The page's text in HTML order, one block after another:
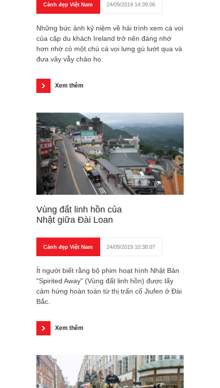
Cảnh đẹp Việt Nam 24/09/2019 14:39:06
Những bức ảnh kỷ niệm về hải trình xem cá voi
của cặp du khách Ireland trở nên đáng nhớ
hơn nhờ có một chú cá voi lưng gù lướt qua và
đưa vây vẫy chào họ.
Xem thêm
Vùng đất linh hồn của
Nhật giữa Đài Loan
Cảnh đẹp Việt Nam 24/09/2019 10:38:07
Ít người biết rằng bộ phim hoạt hình Nhật Bản
"Spirited Away" (Vùng đất linh hồn) được lấy
cảm hứng hoàn toàn từ thị trấn cổ Jiufen ở Đài
Bắc.
Xem thêm